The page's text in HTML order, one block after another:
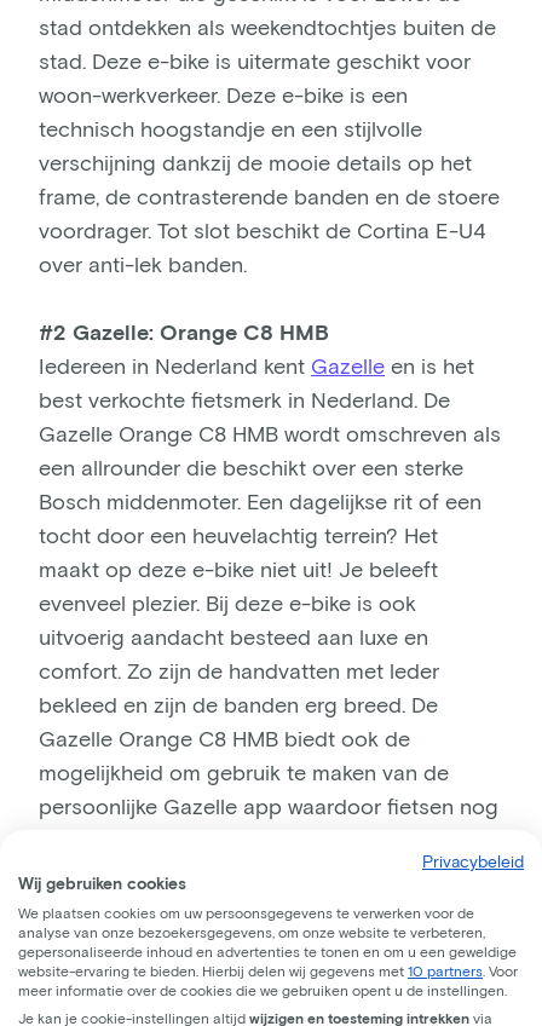
stad ontdekken als weekendtochtjes buiten de
stad. Deze e-bike is uitermate geschikt voor
woon-werkverkeer. Deze e-bike is een
technisch hoogstandje en een stijlvolle
verschijning dankzij de mooie details op het
frame, de contrasterende banden en de stoere
voordrager. Tot slot beschikt de Cortina E-U4
over anti-lek banden.
#2 Gazelle: Orange C8 HMB
Iedereen in Nederland kent Gazelle en is het
best verkochte fietsmerk in Nederland. De
Gazelle Orange C8 HMB wordt omschreven als
een allrounder die beschikt over een sterke
Bosch middenmoter. Een dagelijkse rit of een
tocht door een heuvelachtig terrein? Het
maakt op deze e-bike niet uit! Je beleeft
evenveel plezier. Bij deze e-bike is ook
uitvoerig aandacht besteed aan luxe en
comfort. Zo zijn de handvatten met leder
bekleed en zijn de banden erg breed. De
Gazelle Orange C8 HMB biedt ook de
mogelijkheid om gebruik te maken van de
persoonlijke Gazelle app waardoor fietsen nog
van Gazelle over een gps-signaal en anti-
diefstalsysteem en kan een gestolen fiets
makkelijker worden teruggevonden.
#1 Gazelle: Grenoble C8 HMB
Privacybeleid
Wij gebruiken cookies
We plaatsen cookies om uw persoonsgegevens te verwerken voor de
analyse van onze bezoekersgegevens, om onze website te verbeteren,
gepersonaliseerde inhoud en advertenties te tonen en om u een geweldige
website-ervaring te bieden. Hierbij delen wij gegevens met 10 partners . Voor
meer informatie over de cookies die we gebruiken opent u de instellingen.
Je kan je cookie-instellingen altijd wijzigen en toesteming intrekken via